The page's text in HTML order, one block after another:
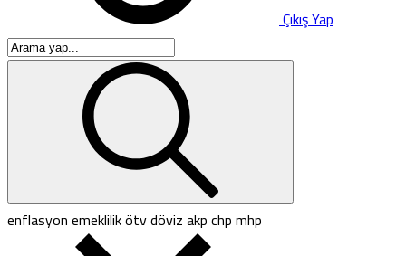
Çıkış Yap
enflasyonemeklilikötvdövizakpchpmhp